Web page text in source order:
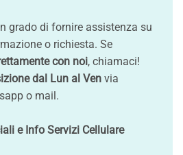
grado di fornire assistenza su
o richiesta. Se
con noi, chiamaci!
dal Lun al Ven via
o mail.
e Info Servizi Cellulare